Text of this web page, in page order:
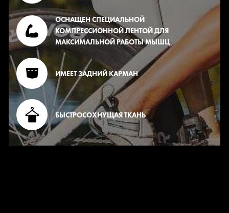
ОСНАЩЕН СПЕЦИАЛЬНОЙ
КОМПРЕССИОННОЙ ЛЕНТОЙ ДЛЯ
МАКСИМАЛЬНОЙ РАБОТЫ МЫШЦ
ИМЕЕТ ЗАДНИЙ КАРМАН
БЫСТРОСОХНУЩАЯ ТКАНЬ